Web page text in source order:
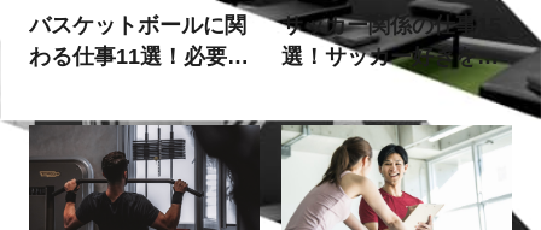
バスケットボールに関
わる仕事11選！必要な
紹介
サッカー関係の仕事15
選！サッカー好きを仕
事にしたい人必見！